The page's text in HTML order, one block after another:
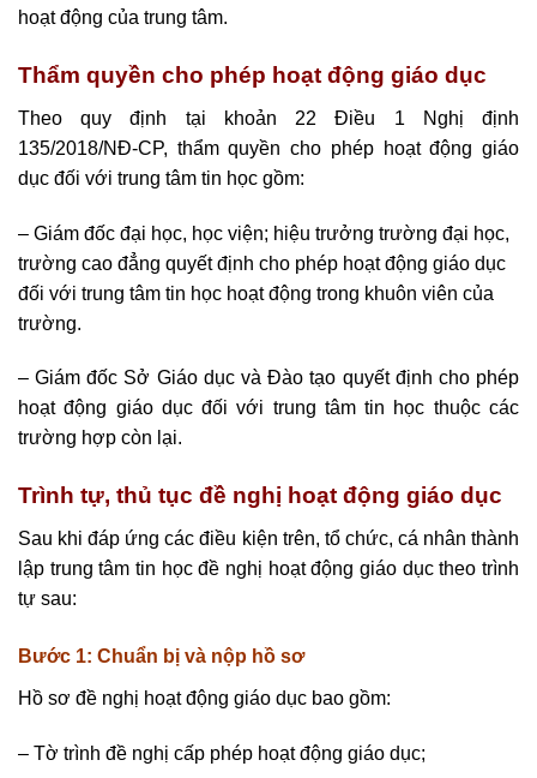
hoạt động của trung tâm.
Thẩm quyền cho phép hoạt động giáo dục
Theo quy định tại khoản 22 Điều 1
Nghị định
135/2018/NĐ-CP, thẩm quyền cho phép hoạt động giáo
dục đối với trung tâm tin học gồm:
– Giám đốc đại học, học viện; hiệu trưởng trường đại học,
trường cao đẳng quyết định cho phép hoạt động giáo dục
đối với trung tâm tin học hoạt động trong khuôn viên của
trường.
– Giám đốc Sở Giáo dục và Đào tạo quyết định cho phép
hoạt động giáo dục đối với trung tâm tin học thuộc các
trường hợp còn lại.
Trình tự, thủ tục đề nghị hoạt động giáo dục
Sau khi đáp ứng các điều kiện trên, tổ chức, cá nhân thành
lập trung tâm tin học đề nghị hoạt động giáo dục theo trình
tự sau:
Bước 1: Chuẩn bị và nộp hồ sơ
Hồ sơ đề nghị hoạt động giáo dục bao gồm:
– Tờ trình đề nghị cấp phép hoạt động giáo dục;